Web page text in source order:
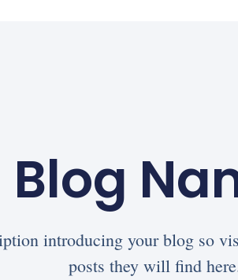
Blog
introducing your blog so
posts they will find